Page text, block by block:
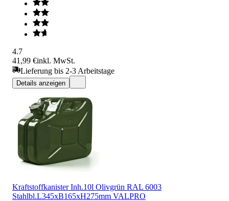
4.7
41,99 €inkl. MwSt.
Lieferung bis 2-3 Arbeitstage
Details anzeigen
Kraftstoffkanister Inh.10l Olivgrün RAL 6003
Stahlbl.L345xB165xH275mm VALPRO